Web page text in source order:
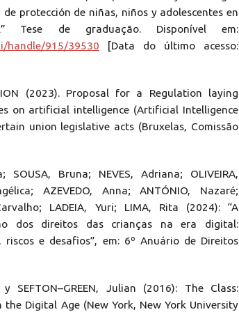
protección de niñas, niños y adolescentes en
Tese de graduação. Disponível em:
handle/915/39530 [Data do último acesso:
(2023). Proposal for a Regulation laying
on artificial intelligence (Artificial Intelligence
union legislative acts (Bruxelas, Comissão
SOUSA, Bruna; NEVES, Adriana; OLIVEIRA,
AZEVEDO, Anna; ANTÓNIO, Nazaré;
LADEIA, Yuri; LIMA, Rita (2024): “A
dos direitos das crianças na era digital:
riscos e desafios”, em: 6º Anuário de Direitos
y SEFTON–GREEN, Julian (2016): The Class:
Digital Age (New York, New York University